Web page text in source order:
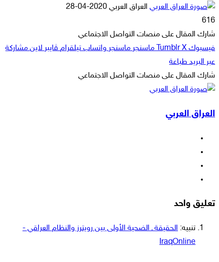
العراق العربي أرسل
إلكترونيا
2020-04-28
616
شارك المقال على منصات التواصل الاجتماعي
فيسبوك ‫X ماسنجر ماسنجر واتساب تيلقرام ڤايبر لاين مشاركة
عبر البريد طباعة
شارك المقال على منصات التواصل الاجتماعي
فيسبوك
‫X
ماسنجر
ماسنجر
واتساب
تيلقرام
ڤايبر
لاين
مشاركة
البريد
طباعة
العراق العربي
تعليق واحد
تنبيه: الحقيقة ـ الضحية الأولى بين رويترز والنظام العراقي -
IraqOnline